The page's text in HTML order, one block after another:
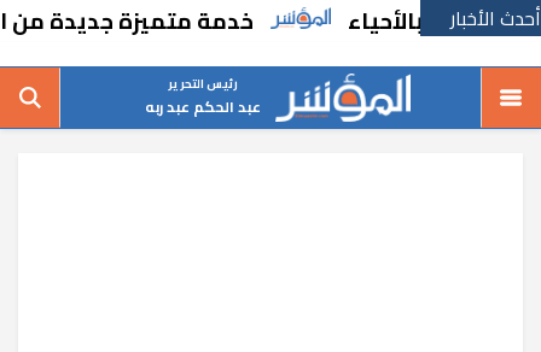
أحدث الأخبار خدمة متميزة جديدة من السكة
رئيس التحرير
عبد الحكم عبد ربه